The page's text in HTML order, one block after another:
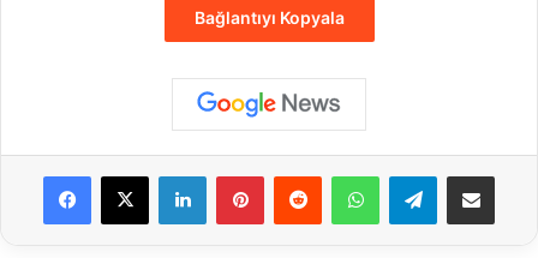
Bağlantıyı Kopyala
Facebook
X LinkedInPinterestReddit WhatsAppTelegramE-Posta ile